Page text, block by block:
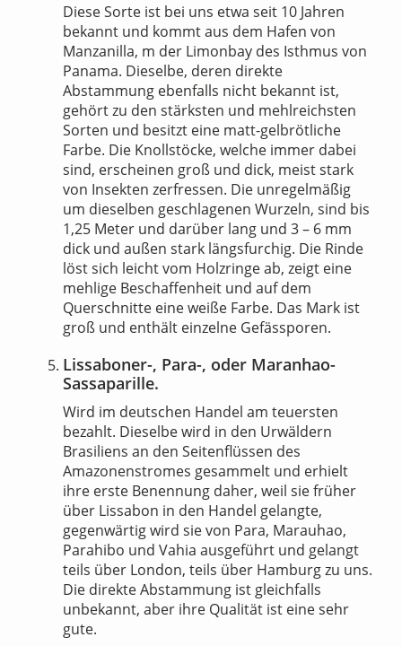
Diese Sorte ist bei uns etwa seit 10 Jahren
bekannt und kommt aus dem Hafen von
Manzanilla, m der Limonbay des Isthmus von
Panama. Dieselbe, deren direkte
Abstammung ebenfalls nicht bekannt ist,
gehört zu den stärksten und mehlreichsten
Sorten und besitzt eine matt-gelbrötliche
Farbe. Die Knollstöcke, welche immer dabei
sind, erscheinen groß und dick, meist stark
von Insekten zerfressen. Die unregelmäßig
um dieselben geschlagenen Wurzeln, sind bis
1,25 Meter und darüber lang und 3 – 6 mm
dick und außen stark längsfurchig. Die Rinde
löst sich leicht vom Holzringe ab, zeigt eine
mehlige Beschaffenheit und auf dem
Querschnitte eine weiße Farbe. Das Mark ist
groß und enthält einzelne Gefässporen.
Lissaboner-, Para-, oder Maranhao-
Sassaparille.
Wird im deutschen Handel am teuersten
bezahlt. Dieselbe wird in den Urwäldern
Brasiliens an den Seitenflüssen des
Amazonenstromes gesammelt und erhielt
ihre erste Benennung daher, weil sie früher
über Lissabon in den Handel gelangte,
gegenwärtig wird sie von Para, Marauhao,
Parahibo und Vahia ausgeführt und gelangt
teils über London, teils über Hamburg zu uns.
Die direkte Abstammung ist gleichfalls
unbekannt, aber ihre Qualität ist eine sehr
gute.